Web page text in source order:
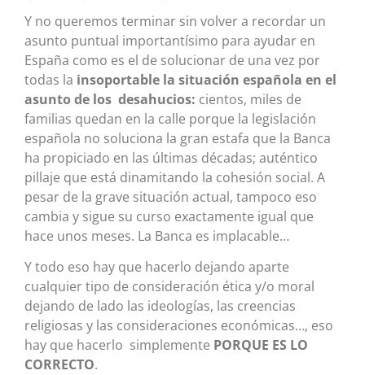
Y no queremos terminar sin volver a recordar un
asunto puntual importantísimo para ayudar en
España como es el de solucionar de una vez por
todas la insoportable la situación española en el
asunto de los desahucios: cientos, miles de
familias quedan en la calle porque la legislación
española no soluciona la gran estafa que la Banca
ha propiciado en las últimas décadas; auténtico
pillaje que está dinamitando la cohesión social. A
pesar de la grave situación actual, tampoco eso
cambia y sigue su curso exactamente igual que
hace unos meses. La Banca es implacable…
Y todo eso hay que hacerlo dejando aparte
cualquier tipo de consideración ética y/o moral
dejando de lado las ideologías, las creencias
religiosas y las consideraciones económicas…, eso
hay que hacerlo simplemente PORQUE ES LO
CORRECTO.